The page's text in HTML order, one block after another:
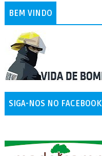
BEM VINDO
SIGA-NOS NO FACEBOOK